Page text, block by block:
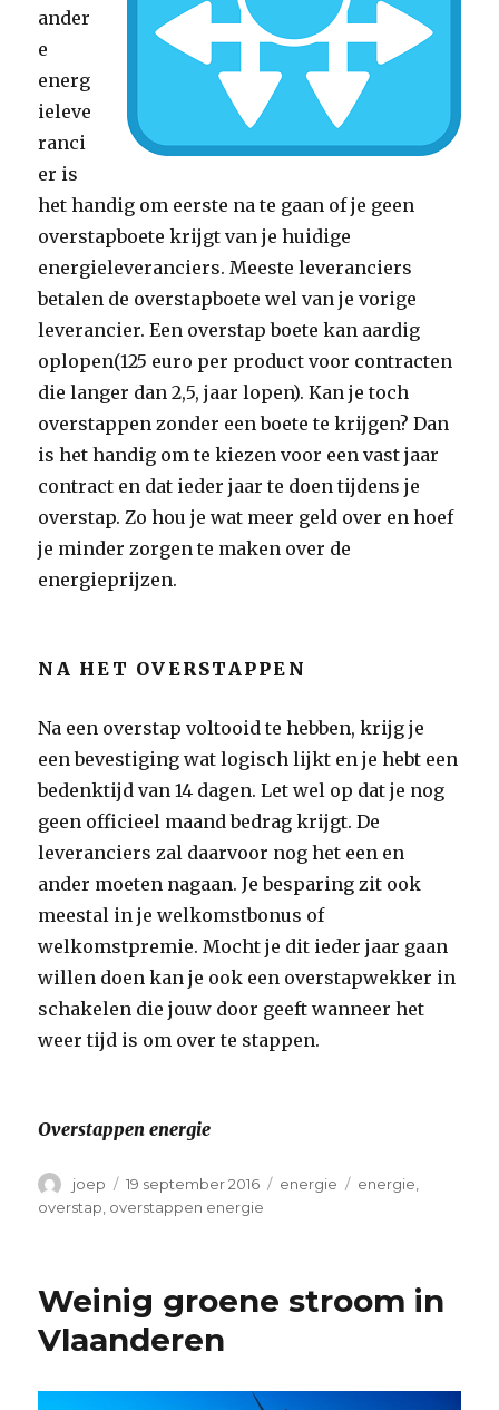
ander
e
energ
ieleve
ranci
er is
het handig om eerste na te gaan of je geen
overstapboete krijgt van je huidige
energieleveranciers. Meeste leveranciers
betalen de overstapboete wel van je vorige
leverancier. Een overstap boete kan aardig
oplopen(125 euro per product voor contracten
die langer dan 2,5, jaar lopen). Kan je toch
overstappen zonder een boete te krijgen? Dan
is het handig om te kiezen voor een vast jaar
contract en dat ieder jaar te doen tijdens je
overstap. Zo hou je wat meer geld over en hoef
je minder zorgen te maken over de
energieprijzen.
NA HET OVERSTAPPEN
Na een overstap voltooid te hebben, krijg je
een bevestiging wat logisch lijkt en je hebt een
bedenktijd van 14 dagen. Let wel op dat je nog
geen officieel maand bedrag krijgt. De
leveranciers zal daarvoor nog het een en
ander moeten nagaan. Je besparing zit ook
meestal in je welkomstbonus of
welkomstpremie. Mocht je dit ieder jaar gaan
willen doen kan je ook een overstapwekker in
schakelen die jouw door geeft wanneer het
weer tijd is om over te stappen.
Overstappen energie
Auteur
joep
Geplaatst
op
19 september 2016 Categorieën
energie Tags
energie,
overstap, overstappen energie
Weinig groene stroom in
Vlaanderen